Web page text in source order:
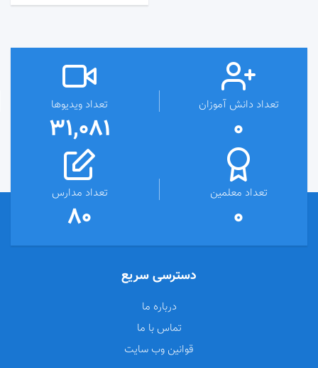
تعداد دانش آموزان
0
تعداد ویدیوها
31,081
تعداد معلمین
0
تعداد مدارس
80
دسترسی سریع
درباره ما
تماس با ما
قوانین وب سایت